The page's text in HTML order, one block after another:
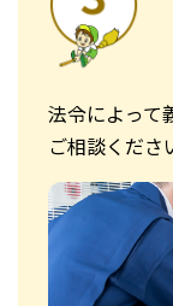
法令によって
ご相談くださ